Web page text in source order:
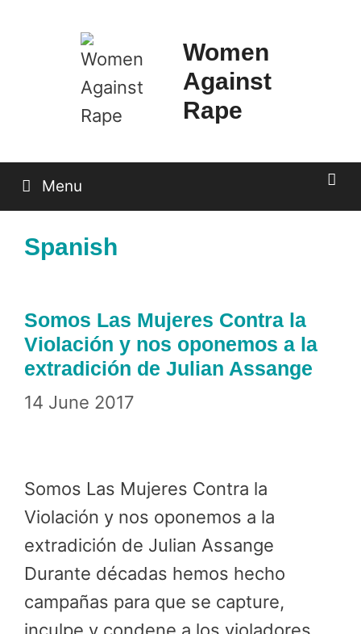
Women
Against
Rape
Menu
Spanish
Somos Las Mujeres Contra la
Violación y nos oponemos a la
extradición de Julian Assange
14 June 2017
Somos Las Mujeres Contra la
Violación y nos oponemos a la
extradición de Julian Assange
Durante décadas hemos hecho
campañas para que se capture,
inculpe y condene a los violadores.